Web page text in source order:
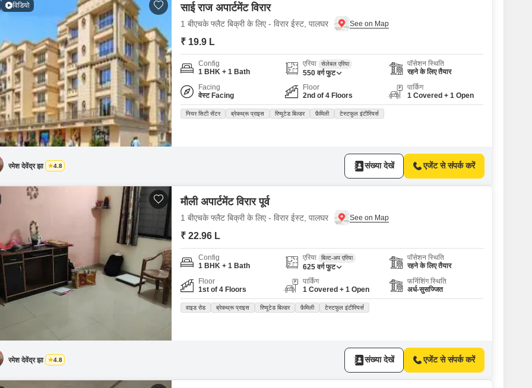
विडियो साई राज अपार्टमेंट विरार
1 बीएचके फ्लैट बिक्री के लिए - विरार ईस्ट, पालघर
₹ 19.9 L
Config
1 BHK + 1 Bath
एरिया सेलेबल एरिया
550 वर्ग फुट
पॉसेशन स्थिति
रहने के लिए तैयार
Facing
वेस्ट Facing
Floor
2nd of 4 Floors
पार्किंग
1 Covered + 1 Open
नियर सिटी सेंटर ब्रेकथ्रू प्राइस रिप्यूटेड बिल्डर फ़ैमिली टेस्टफुल इंटीरियर्स
रमेश देवेंद्र झा 4.8 संख्या देखें एजेंट से संपर्क करें
मौली अपार्टमेंट विरार पूर्व
1 बीएचके फ्लैट बिक्री के लिए - विरार ईस्ट, पालघर
₹ 22.96 L
Config
1 BHK + 1 Bath
एरिया बिल्ट-अप एरिया
625 वर्ग फुट
पॉसेशन स्थिति
रहने के लिए तैयार
Floor
1st of 4 Floors
पार्किंग
1 Covered + 1 Open
फर्निशिंग स्थिति
अर्ध-सुसज्जित
वाइड रोड ब्रेकथ्रू प्राइस रिप्यूटेड बिल्डर फ़ैमिली टेस्टफुल इंटीरियर्स
रमेश देवेंद्र झा 4.8 संख्या देखें एजेंट से संपर्क करें